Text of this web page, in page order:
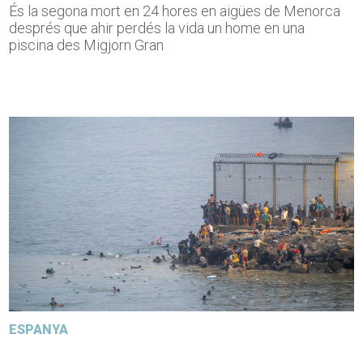
És la segona mort en 24 hores en aigües de Menorca
després que ahir perdés la vida un home en una
piscina des Migjorn Gran
ESPANYA